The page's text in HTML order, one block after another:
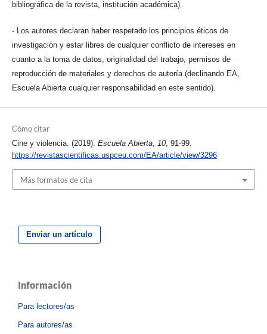
bibliográfica de la revista, institución académica).
- Los autores declaran haber respetado los principios éticos de
investigación y estar libres de cualquier conflicto de intereses en
cuanto a la toma de datos, originalidad del trabajo, permisos de
reproducción de materiales y derechos de autoría (declinando EA,
Escuela Abierta cualquier responsabilidad en este sentido).
Cómo citar
Cine y violencia. (2019). Escuela Abierta, 10, 91-99.
https://revistascientificas.uspceu.com/EA/article/view/3296
Más formatos de cita
Enviar un artículo
Información
Para lectores/as
Para autores/as